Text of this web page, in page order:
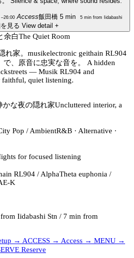
Access飯田橋 5 min5 min from Iidabashi
見る View detail +
余白The Quiet Room
れ家。musikelectronic geithain RL904
で、原音に忠実な音を。
A hidden
— Musik RL904 and
quiet listening.
かな夜の隠れ家Uncluttered interior, a
Pop / AmbientR&B · Alternative ·
for focused listening
RL904 / AlphaTheta euphonia /
K
Iidabashi Stn / 7 min from
→ ACCESS → Access → MENU →
Reserve